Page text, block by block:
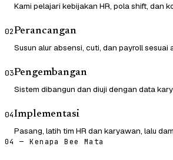
Kami pelajari kebijakan HR, pola shift, dan
02Perancangan
Susun alur absensi, cuti, dan payroll sesuai
03Pengembangan
Sistem dibangun dan diuji dengan data
04Implementasi
Pasang, latih tim HR dan karyawan, lalu
04 — Kenapa Bee Mata